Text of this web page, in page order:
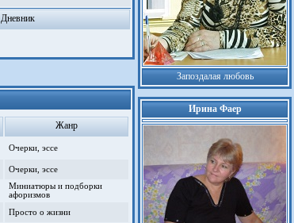
Дневник
Жанр
Очерки, эссе
Очерки, эссе
Миниатюры и подборки
афоризмов
Просто о жизни
Запоздалая любовь
Ирина Фаер